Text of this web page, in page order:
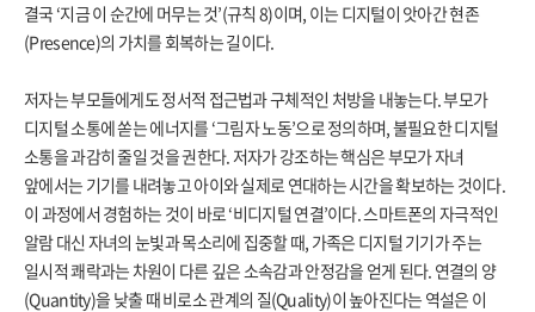
결국 ‘지금 이 순간에 머무는 것’(규칙 8)이며, 이는 디지털이 앗아간 현존
(Presence)의 가치를 회복하는 길이다.
저자는 부모들에게도 정서적 접근법과 구체적인 처방을 내놓는다. 부모가
디지털 소통에 쏟는 에너지를 ‘그림자 노동’으로 정의하며, 불필요한 디지털
소통을 과감히 줄일 것을 권한다. 저자가 강조하는 핵심은 부모가 자녀
앞에서는 기기를 내려놓고 아이와 실제로 연대하는 시간을 확보하는 것이다.
이 과정에서 경험하는 것이 바로 ‘비디지털 연결’이다. 스마트폰의 자극적인
알람 대신 자녀의 눈빛과 목소리에 집중할 때, 가족은 디지털 기기가 주는
일시적 쾌락과는 차원이 다른 깊은 소속감과 안정감을 얻게 된다. 연결의 양
(Quantity)을 낮출 때 비로소 관계의 질(Quality)이 높아진다는 역설은 이